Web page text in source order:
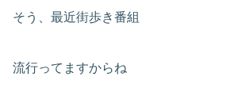
そう、最近街歩き番組
流行ってますからね